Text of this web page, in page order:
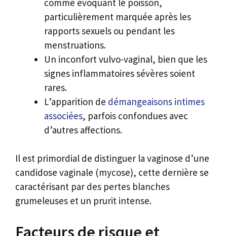
particulièrement marquée après les
rapports sexuels ou pendant les
menstruations.
Un inconfort vulvo-vaginal, bien que les
signes inflammatoires sévères soient
rares.
L’apparition de démangeaisons intimes
associées, parfois confondues avec
d’autres affections.
Il est primordial de distinguer la vaginose d’une
candidose vaginale (mycose), cette dernière se
caractérisant par des pertes blanches
grumeleuses et un prurit intense.
Facteurs de risque et